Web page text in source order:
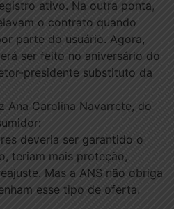
ativo. Na outra ponta,
o contrato quando
parte do usuário. Agora,
ser feito no aniversário do
presidente substituto da
Ana Carolina Navarrete, do
deveria ser garantido o
teriam mais proteção,
Mas a ANS não obriga
esse tipo de oferta.